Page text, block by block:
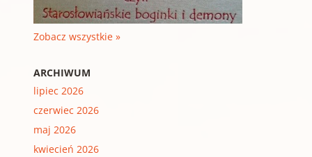
Zobacz wszystkie »
ARCHIWUM
lipiec 2026
czerwiec 2026
maj 2026
kwiecień 2026